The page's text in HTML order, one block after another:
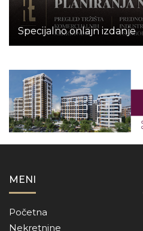
Specijalno onlajn izdanje
MENI
Početna
Nekretnine